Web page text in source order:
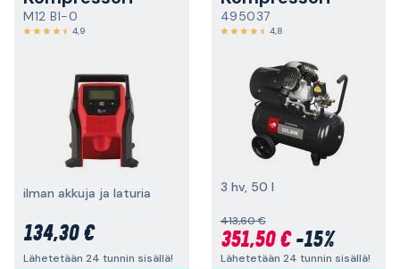
M12 BI-0
4,9
ilman akkuja ja laturia
134,30 €
Lähetetään 24 tunnin sisällä!
495037
4,8
3 hv, 50 l
413,60 €
351,50 €-15%
Lähetetään 24 tunnin sisällä!